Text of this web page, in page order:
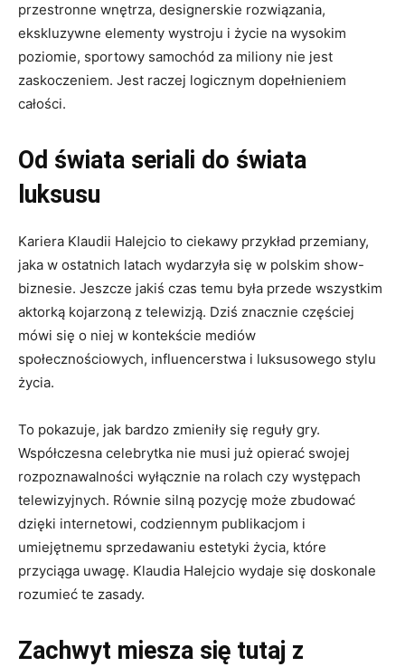
przestronne wnętrza, designerskie rozwiązania,
ekskluzywne elementy wystroju i życie na wysokim
poziomie, sportowy samochód za miliony nie jest
zaskoczeniem. Jest raczej logicznym dopełnieniem
całości.
Od świata seriali do świata
luksusu
Kariera Klaudii Halejcio to ciekawy przykład przemiany,
jaka w ostatnich latach wydarzyła się w polskim show-
biznesie. Jeszcze jakiś czas temu była przede wszystkim
aktorką kojarzoną z telewizją. Dziś znacznie częściej
mówi się o niej w kontekście mediów
społecznościowych, influencerstwa i luksusowego stylu
życia.
To pokazuje, jak bardzo zmieniły się reguły gry.
Współczesna celebrytka nie musi już opierać swojej
rozpoznawalności wyłącznie na rolach czy występach
telewizyjnych. Równie silną pozycję może zbudować
dzięki internetowi, codziennym publikacjom i
umiejętnemu sprzedawaniu estetyki życia, które
przyciąga uwagę. Klaudia Halejcio wydaje się doskonale
rozumieć te zasady.
Zachwyt miesza się tutaj z